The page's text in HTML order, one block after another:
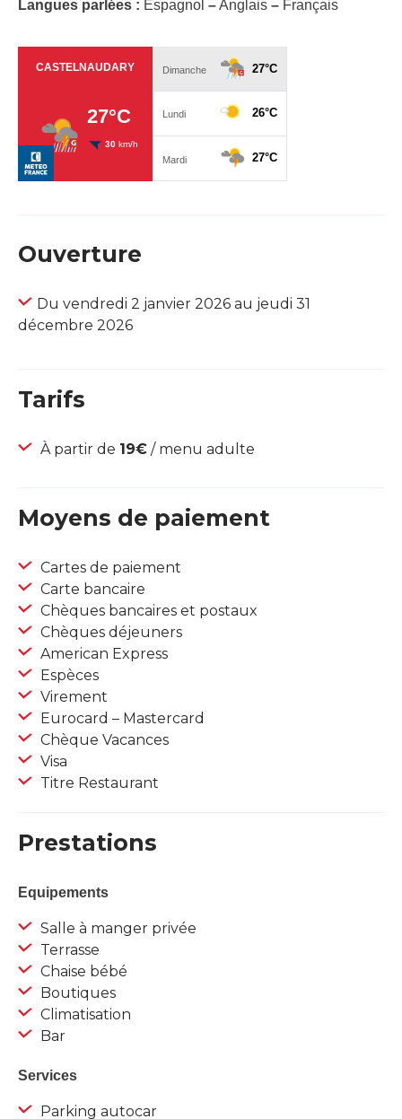
Langues parlées : Espagnol –Anglais – Français
Ouverture
Du vendredi 2 janvier 2026 au jeudi 31
décembre 2026
Tarifs
À partir de 19€ / menu adulte
Moyens de paiement
Cartes de paiement
Carte bancaire
Chèques bancaires et postaux
Chèques déjeuners
American Express
Espèces
Virement
Eurocard – Mastercard
Chèque Vacances
Visa
Titre Restaurant
Prestations
Equipements
Salle à manger privée
Terrasse
Chaise bébé
Boutiques
Climatisation
Bar
Services
Parking autocar